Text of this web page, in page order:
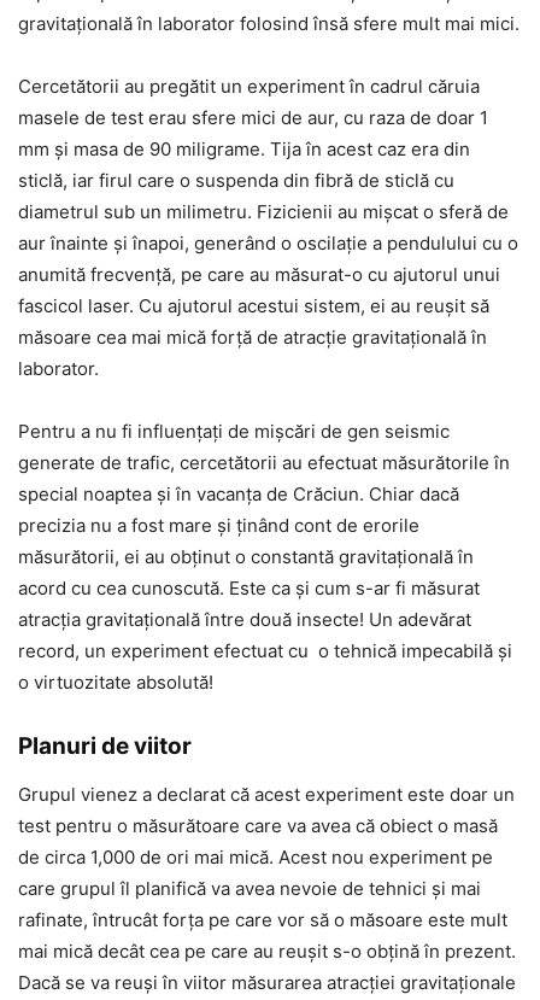
gravitațională în laborator folosind însă sfere mult mai mici.
Cercetătorii au pregătit un experiment în cadrul căruia
masele de test erau sfere mici de aur, cu raza de doar 1
mm și masa de 90 miligrame. Tija în acest caz era din
sticlă, iar firul care o suspenda din fibră de sticlă cu
diametrul sub un milimetru. Fizicienii au mișcat o sferă de
aur înainte și înapoi, generând o oscilație a pendulului cu o
anumită frecvență, pe care au măsurat-o cu ajutorul unui
fascicol laser. Cu ajutorul acestui sistem, ei au reușit să
măsoare cea mai mică forță de atracție gravitațională în
laborator.
Pentru a nu fi influențați de mișcări de gen seismic
generate de trafic, cercetătorii au efectuat măsurătorile în
special noaptea și în vacanța de Crăciun. Chiar dacă
precizia nu a fost mare și ținând cont de erorile
măsurătorii, ei au obținut o constantă gravitațională în
acord cu cea cunoscută. Este ca și cum s-ar fi măsurat
atracția gravitațională între două insecte! Un adevărat
record, un experiment efectuat cu o tehnică impecabilă și
o virtuozitate absolută!
Planuri de viitor
Grupul vienez a declarat că acest experiment este doar un
test pentru o măsurătoare care va avea că obiect o masă
de circa 1,000 de ori mai mică. Acest nou experiment pe
care grupul îl planifică va avea nevoie de tehnici și mai
rafinate, întrucât forța pe care vor să o măsoare este mult
mai mică decât cea pe care au reușit s-o obțină în prezent.
Dacă se va reuși în viitor măsurarea atracției gravitaționale